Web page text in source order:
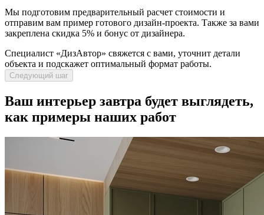
Мы подготовим предварительный расчет стоимости и
отправим вам пример готового дизайн-проекта. Также за вами
закреплена скидка 5% и бонус от дизайнера.
Специалист «ДизАвтор» свяжется с вами, уточнит детали
объекта и подскажет оптимальный формат работы.
Следующий шаг
Ваш интерьер завтра будет выглядеть,
как примеры наших работ